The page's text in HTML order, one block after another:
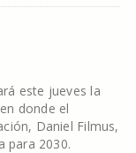
este jueves la
donde el
Daniel Filmus,
para 2030.